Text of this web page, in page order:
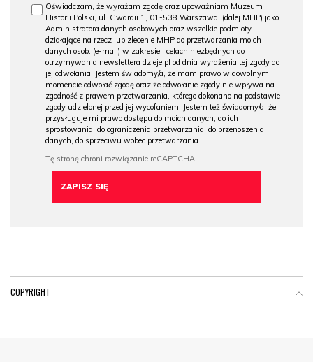
Oświadczam, że wyrażam zgodę oraz upoważniam Muzeum
Historii Polski, ul. Gwardii 1, 01-538 Warszawa, (dalej MHP) jako
Administratora danych osobowych oraz wszelkie podmioty
działające na rzecz lub zlecenie MHP do przetwarzania moich
danych osob. (e-mail) w zakresie i celach niezbędnych do
otrzymywania newslettera dzieje.pl od dnia wyrażenia tej zgody do
jej odwołania. Jestem świadomy/a, że mam prawo w dowolnym
momencie odwołać zgodę oraz że odwołanie zgody nie wpływa na
zgodność z prawem przetwarzania, którego dokonano na podstawie
zgody udzielonej przed jej wycofaniem. Jestem też świadomy/a, że
przysługuje mi prawo dostępu do moich danych, do ich
sprostowania, do ograniczenia przetwarzania, do przenoszenia
danych, do sprzeciwu wobec przetwarzania.
COPYRIGHT